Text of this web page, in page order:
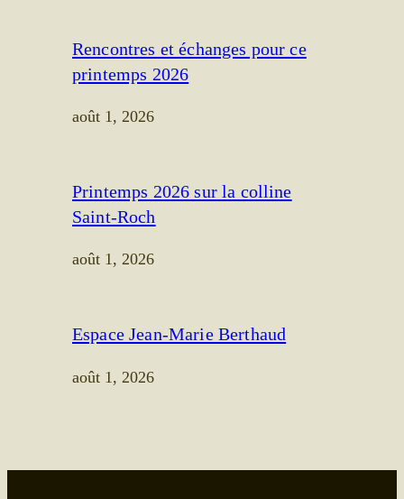
Rencontres et échanges pour ce
printemps 2026
août 1, 2026
Printemps 2026 sur la colline
Saint-Roch
août 1, 2026
Espace Jean-Marie Berthaud
août 1, 2026